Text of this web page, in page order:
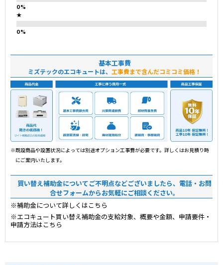
★
基本工事費
ミズテックのエコキュートは、 工事費まで含んだコミコミ価格！
※既設商品や設置状況によっては別途オプション工事費が必要です。詳しくはお見積り時
にご案内いたします。
買い替え補助金についてご不明点などございましたら、電話・お問
合せフォームからお気軽にご相談ください。
※補助金について詳しくはこちら
※エコキュート買い替え補助金の支給対象、概要や金額、申請要件・
申請方法はこちら